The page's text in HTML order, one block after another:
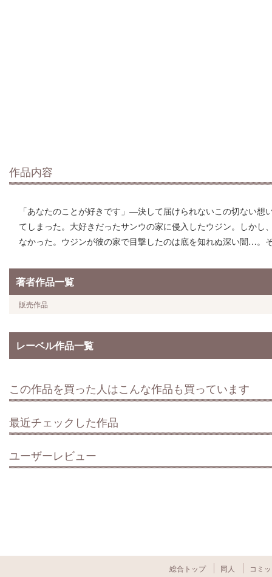
作品内容
「あなたのことが好きです」―決して届けられないこの切ない
てしまった。大好きだったサンウの家に侵入したウジン。しか
なかった。ウジンが彼の家で目撃したのは底を知れぬ深い闇…
著者作品一覧
販売作品
レーベル作品一覧
この作品を買った人はこんな作品も買っています
最近チェックした作品
ユーザーレビュー
総合トップ 同人 コミ